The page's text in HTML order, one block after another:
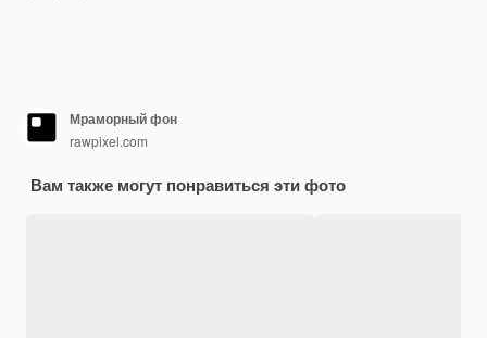
Мраморный фон
rawpixel.com
Вам также могут понравиться эти фото